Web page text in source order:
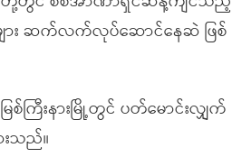
ျား ဆက်လက်လုပ်ဆောင်နေဆဲ ဖြစ်
စ်ကြီးနားမြို့တွင် ပတ်မောင်းလျှက်
းသည်။